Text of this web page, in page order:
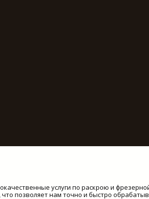
услуги по раскрою и
позволяет нам точно и быстро